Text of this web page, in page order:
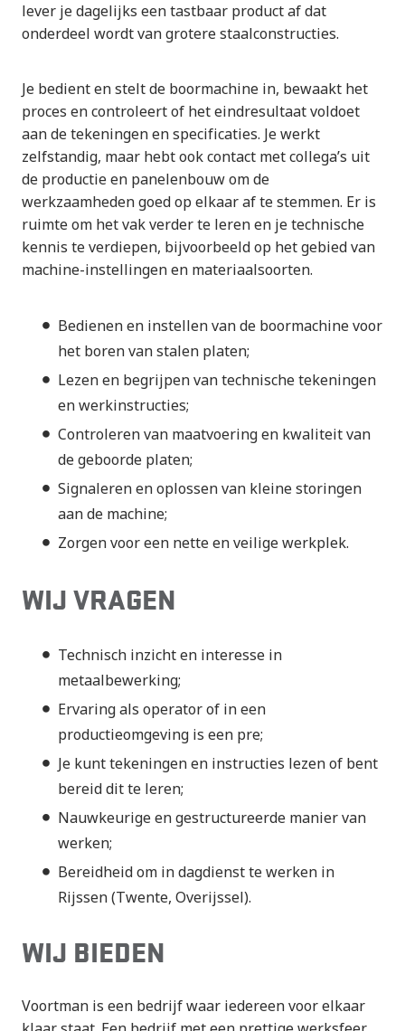
lever je dagelijks een tastbaar product af dat
onderdeel wordt van grotere staalconstructies.
Je bedient en stelt de boormachine in, bewaakt het
proces en controleert of het eindresultaat voldoet
aan de tekeningen en specificaties. Je werkt
zelfstandig, maar hebt ook contact met collega’s uit
de productie en panelenbouw om de
werkzaamheden goed op elkaar af te stemmen. Er is
ruimte om het vak verder te leren en je technische
kennis te verdiepen, bijvoorbeeld op het gebied van
machine-instellingen en materiaalsoorten.
Bedienen en instellen van de boormachine voor
het boren van stalen platen;
Lezen en begrijpen van technische tekeningen
en werkinstructies;
Controleren van maatvoering en kwaliteit van
de geboorde platen;
Signaleren en oplossen van kleine storingen
aan de machine;
Zorgen voor een nette en veilige werkplek.
WIJ VRAGEN
Technisch inzicht en interesse in
metaalbewerking;
Ervaring als operator of in een
productieomgeving is een pre;
Je kunt tekeningen en instructies lezen of bent
bereid dit te leren;
Nauwkeurige en gestructureerde manier van
werken;
Bereidheid om in dagdienst te werken in
Rijssen (Twente, Overijssel).
WIJ BIEDEN
Voortman is een bedrijf waar iedereen voor elkaar